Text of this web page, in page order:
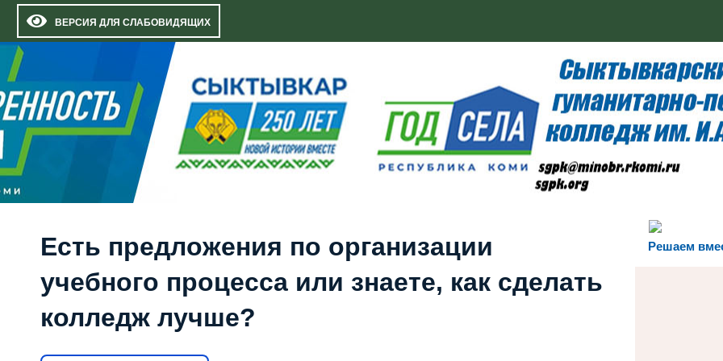
ВЕРСИЯ ДЛЯ СЛАБОВИДЯЩИХ
Решаем
Есть предложения по организации
учебного процесса или знаете, как сделать
колледж лучше?